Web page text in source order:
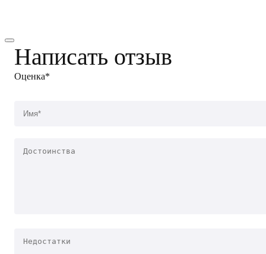
Написать отзыв
Оценка*